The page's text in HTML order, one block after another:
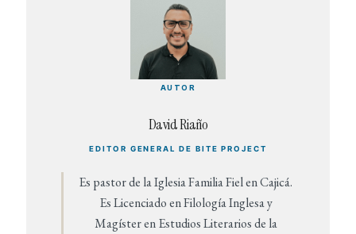
AUTOR
David Riaño
EDITOR GENERAL DE BITE PROJECT
Es pastor de la Iglesia Familia Fiel en Cajicá.
Es Licenciado en Filología Inglesa y
Magíster en Estudios Literarios de la